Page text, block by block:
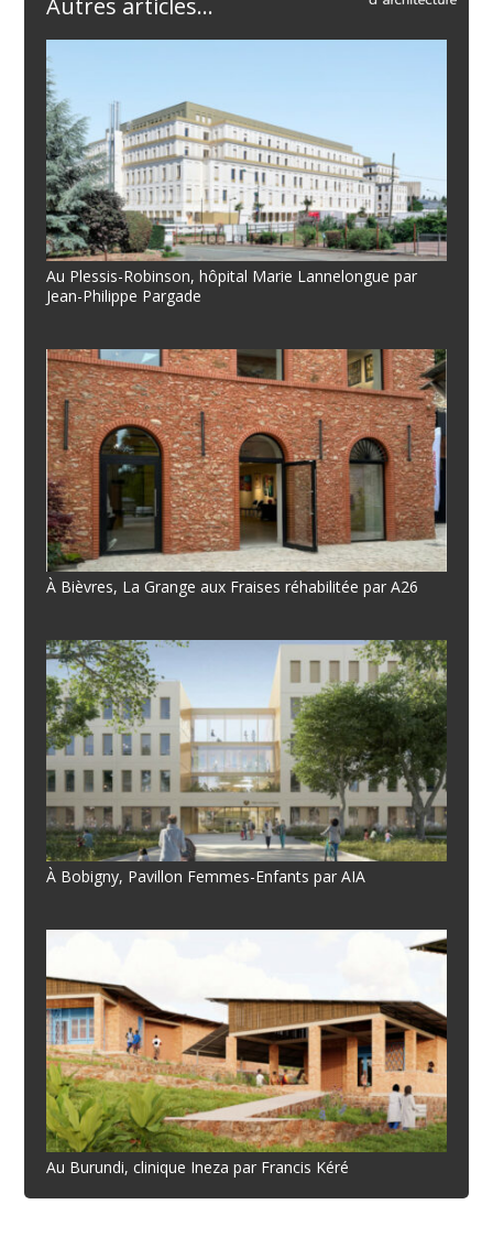
Au Plessis-Robinson, hôpital Marie Lannelongue par
Jean-Philippe Pargade
À Bièvres, La Grange aux Fraises réhabilitée par A26
À Bobigny, Pavillon Femmes-Enfants par AIA
Au Burundi, clinique Ineza par Francis Kéré